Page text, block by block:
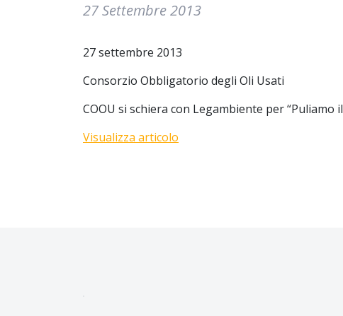
27 Settembre 2013
27 settembre 2013
Consorzio Obbligatorio degli Oli Usati
COOU si schiera con Legambiente per “Puliamo
Visualizza articolo